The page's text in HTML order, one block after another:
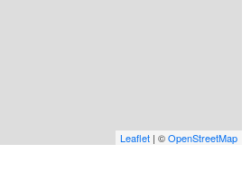
Leaflet | ©OpenStreetMap